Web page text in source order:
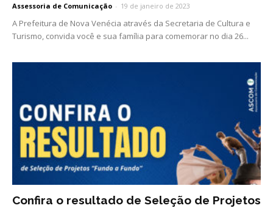
Assessoria de Comunicação - 19 de janeiro de 2023
A Prefeitura de Nova Venécia através da Secretaria de Cultura e
Turismo, convida você e sua família para comemorar no dia 26...
Confira o resultado de Seleção de Projetos